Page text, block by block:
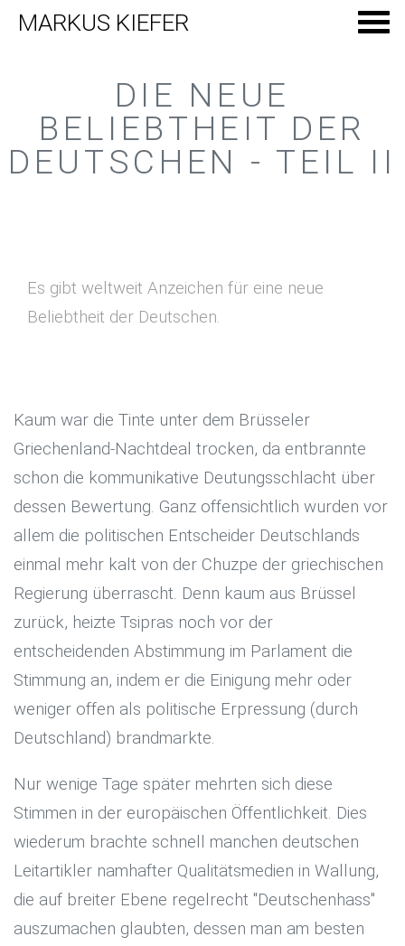
MARKUS KIEFER
DIE NEUE
BELIEBTHEIT DER
DEUTSCHEN - TEIL II
Es gibt weltweit Anzeichen für eine neue
Beliebtheit der Deutschen.
Kaum war die Tinte unter dem Brüsseler
Griechenland-Nachtdeal trocken, da entbrannte
schon die kommunikative Deutungsschlacht über
dessen Bewertung. Ganz offensichtlich wurden vor
allem die politischen Entscheider Deutschlands
einmal mehr kalt von der Chuzpe der griechischen
Regierung überrascht. Denn kaum aus Brüssel
zurück, heizte Tsipras noch vor der
entscheidenden Abstimmung im Parlament die
Stimmung an, indem er die Einigung mehr oder
weniger offen als politische Erpressung (durch
Deutschland) brandmarkte.
Nur wenige Tage später mehrten sich diese
Stimmen in der europäischen Öffentlichkeit. Dies
wiederum brachte schnell manchen deutschen
Leitartikler namhafter Qualitätsmedien in Wallung,
die auf breiter Ebene regelrecht "Deutschenhass"
auszumachen glaubten, dessen man am besten